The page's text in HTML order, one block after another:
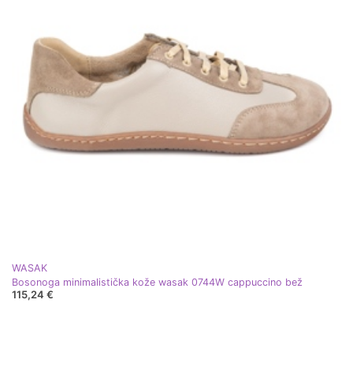
WASAK
Bosonoga minimalistička kože wasak 0744W cappuccino bež
115,24 €